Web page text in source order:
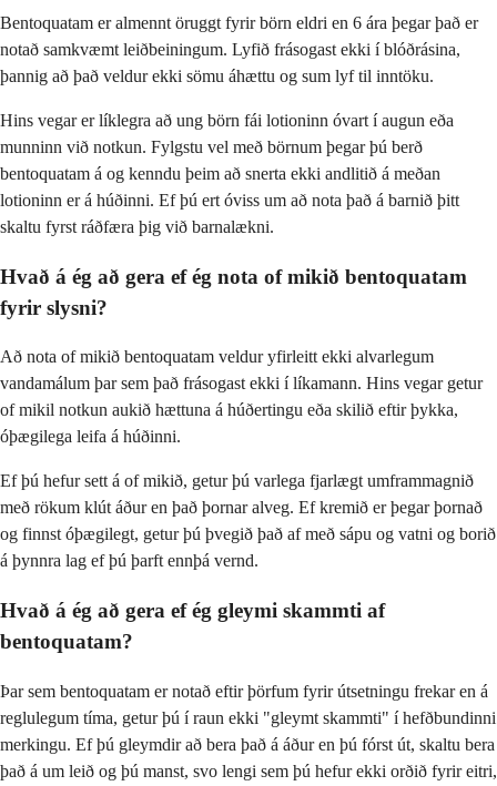
Bentoquatam er almennt öruggt fyrir börn eldri en 6 ára þegar það er
notað samkvæmt leiðbeiningum. Lyfið frásogast ekki í blóðrásina,
þannig að það veldur ekki sömu áhættu og sum lyf til inntöku.
Hins vegar er líklegra að ung börn fái lotioninn óvart í augun eða
munninn við notkun. Fylgstu vel með börnum þegar þú berð
bentoquatam á og kenndu þeim að snerta ekki andlitið á meðan
lotioninn er á húðinni. Ef þú ert óviss um að nota það á barnið þitt
skaltu fyrst ráðfæra þig við barnalækni.
Hvað á ég að gera ef ég nota of mikið bentoquatam
fyrir slysni?
Að nota of mikið bentoquatam veldur yfirleitt ekki alvarlegum
vandamálum þar sem það frásogast ekki í líkamann. Hins vegar getur
of mikil notkun aukið hættuna á húðertingu eða skilið eftir þykka,
óþægilega leifa á húðinni.
Ef þú hefur sett á of mikið, getur þú varlega fjarlægt umframmagnið
með rökum klút áður en það þornar alveg. Ef kremið er þegar þornað
og finnst óþægilegt, getur þú þvegið það af með sápu og vatni og borið
á þynnra lag ef þú þarft ennþá vernd.
Hvað á ég að gera ef ég gleymi skammti af
bentoquatam?
Þar sem bentoquatam er notað eftir þörfum fyrir útsetningu frekar en á
reglulegum tíma, getur þú í raun ekki "gleymt skammti" í hefðbundinni
merkingu. Ef þú gleymdir að bera það á áður en þú fórst út, skaltu bera
það á um leið og þú manst, svo lengi sem þú hefur ekki orðið fyrir eitri,